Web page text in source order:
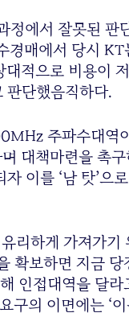
에서 잘못된 판
경매에서 당시
적으로 비용이
판단했음직하다.
주파수대역
대책마련을 촉
이를 ‘남 탓’으
리하게 가져가기
확보하면 지금
인접대역을 달
의 이면에는 ‘